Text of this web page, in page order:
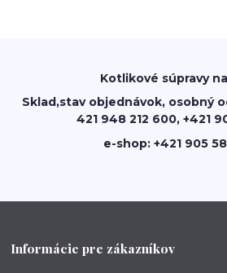
Kotlikové súpravy
Sklad,stav objednávok, osobný
421 948 212 600, +421
e-shop: +421 905
Informácie pre zákazníkov